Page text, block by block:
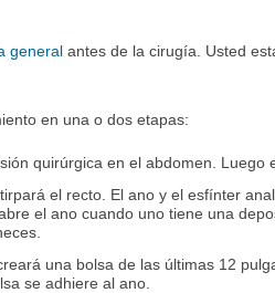
generalantes de la cirugía. Usted
en una o dos etapas:
quirúrgica en el abdomen. Luego
el recto. El ano y el esfínter
el ano cuando uno tiene una
una bolsa de las últimas 12
se adhiere al ano.